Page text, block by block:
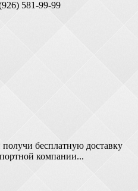
581-99-99
бесплатную доставку
компании...